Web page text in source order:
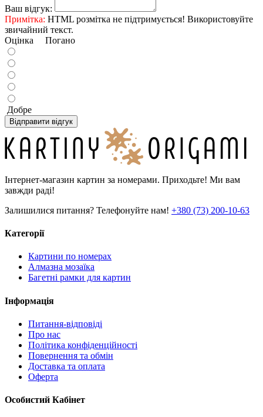
Ваш відгук:
Примітка: HTML розмітка не підтримується! Використовуйте
звичайний текст.
Оцінка Погано
Добре
Відправити відгук
Інтернет-магазин картин за номерами. Приходьте! Ми вам
завжди раді!
Залишилися питання? Телефонуйте нам! +380 (73) 200-10-63
Категорії
Картини по номерах
Алмазна мозаїка
Багетні рамки для картин
Інформація
Питання-відповіді
Про нас
Політика конфіденційності
Повернення та обмін
Доставка та оплата
Оферта
Особистий Кабінет